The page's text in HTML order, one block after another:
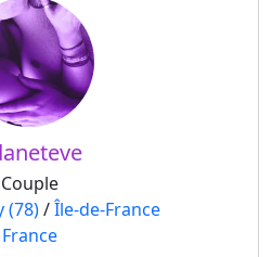
Couple
(78)/Île-de-France
France